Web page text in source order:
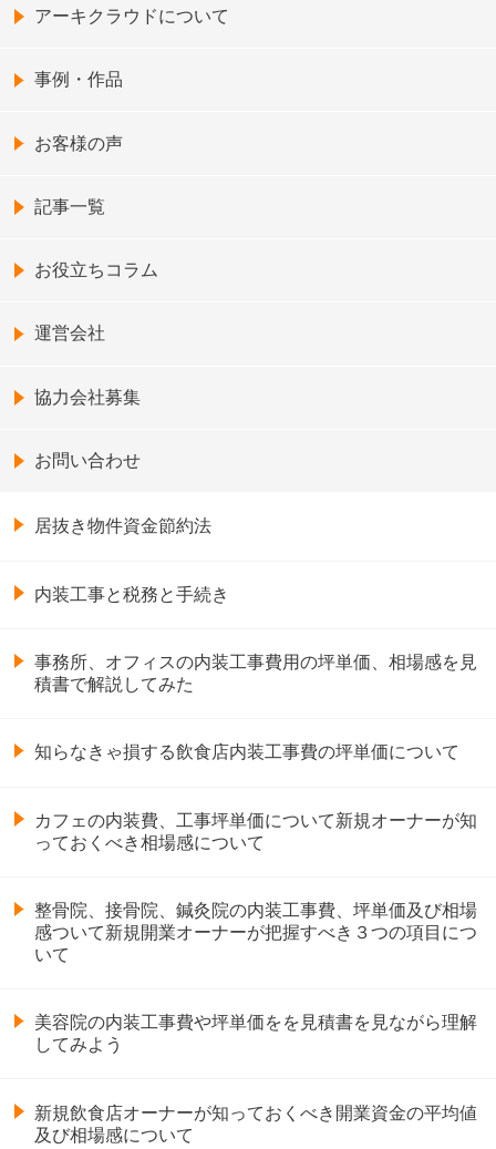
アーキクラウドについて
事例・作品
お客様の声
記事一覧
お役立ちコラム
運営会社
協力会社募集
お問い合わせ
居抜き物件資金節約法
内装工事と税務と手続き
事務所、オフィスの内装工事費用の坪単価、相場感を見
積書で解説してみた
知らなきゃ損する飲食店内装工事費の坪単価について
カフェの内装費、工事坪単価について新規オーナーが知
っておくべき相場感について
整骨院、接骨院、鍼灸院の内装工事費、坪単価及び相場
感ついて新規開業オーナーが把握すべき３つの項目につ
いて
美容院の内装工事費や坪単価をを見積書を見ながら理解
してみよう
新規飲食店オーナーが知っておくべき開業資金の平均値
及び相場感について